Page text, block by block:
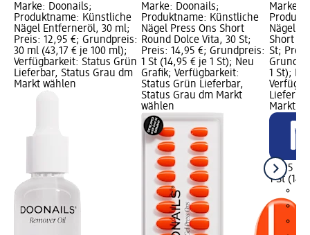
Marke: Doonails;
Produktname: Künstliche
Nägel Entferneröl, 30 ml;
Preis: 12,95 €; Grundpreis:
30 ml (43,17 € je 100 ml);
Verfügbarkeit: Status Grün
Lieferbar, Status Grau dm
Markt wählen
Marke: Doonails;
Produktname: Künstliche
Nägel Press Ons Short
Round Dolce Vita, 30 St;
Preis: 14,95 €; Grundpreis:
1 St (14,95 € je 1 St); Neu
Grafik; Verfügbarkeit:
Status Grün Lieferbar,
Status Grau dm Markt
wählen
Marke:
Nägel
Short
St;
1 St);
Markt
14,95 €
1 St